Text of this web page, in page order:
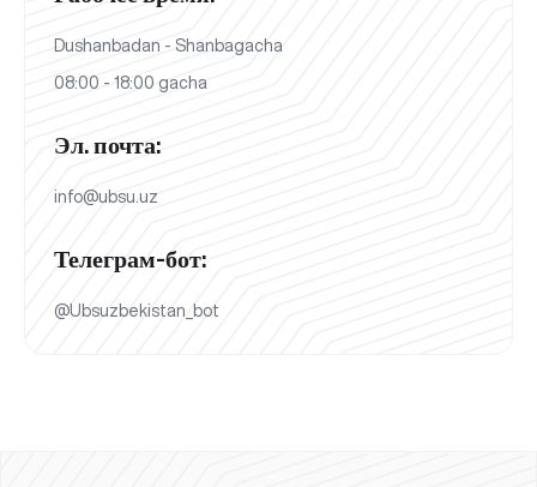
Dushanbadan - Shanbagacha
08:00 - 18:00 gacha
Эл. почта:
info@ubsu.uz
Телеграм-бот:
@Ubsuzbekistan_bot